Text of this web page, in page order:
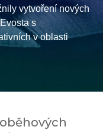
vytvoření nových
s
v oblasti